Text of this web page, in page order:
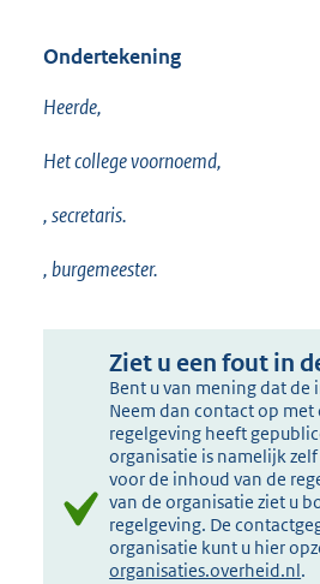
Ondertekening
Heerde,
Het college voornoemd,
, secretaris.
, burgemeester.
Ziet u een fout in
Bent u van mening dat de
Neem dan contact op
regelgeving heeft
organisatie is namelijk
voor de inhoud van de
van de organisatie ziet u
regelgeving. De
organisatie kunt u hier
organisaties.overheid.nl.